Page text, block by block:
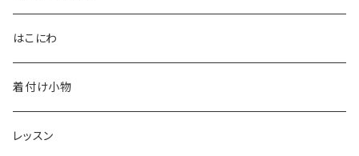
はこにわ
着付け小物
レッスン